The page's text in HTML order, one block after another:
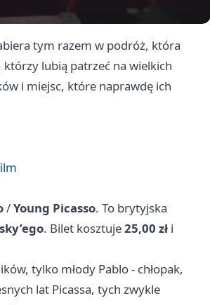
tym razem w podróż, która
którzy lubią patrzeć na wielkich
i miejsc, które naprawdę ich
/Young Picasso. To brytyjska
. Bilet kosztuje25,00 zł i
tylko młody Pablo - chłopak,
lat Picassa, tych zwykle